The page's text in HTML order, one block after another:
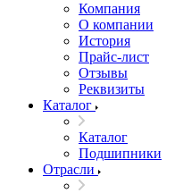
Компания
О компании
История
Прайс-лист
Отзывы
Реквизиты
Каталог
Каталог
Подшипники
Отрасли